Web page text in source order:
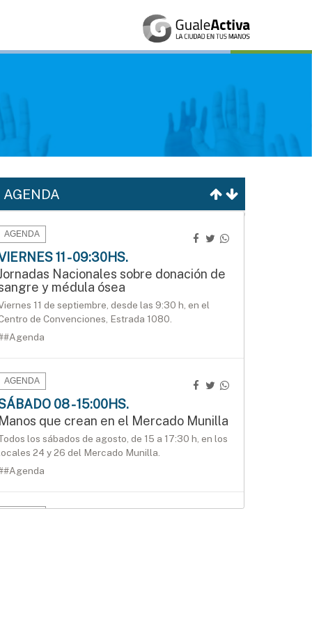
AGENDA
AGENDA
11 - 09:30HS.
Nacionales sobre donación de
y médula ósea
11 de septiembre, desde las 9:30 h, en el
de Convenciones, Estrada 1080.
AGENDA
08 - 15:00HS.
Manos que crean en el Mercado Munilla
los sábados de agosto, de 15 a 17:30 h, en los
24 y 26 del Mercado Munilla.